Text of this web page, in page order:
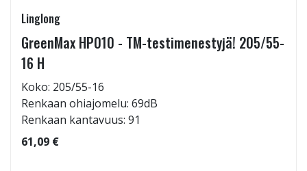
Linglong
GreenMax HP010 - TM-testimenestyjä! 205/55-
16 H
Koko: 205/55-16
Renkaan ohiajomelu: 69dB
Renkaan kantavuus: 91
61,09 €